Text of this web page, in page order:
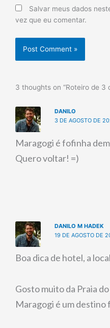
Salvar meus dados
vez que eu comentar.
3 thoughts on “Roteiro de 3
DANILO
3 DE AGOSTO DE
Maragogi é fofinha
Quero voltar! =)
DANILO M HADEK
19 DE AGOSTO DE
Boa dica de hotel, a
Gosto muito da Praia
Maragogi é um destino